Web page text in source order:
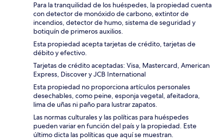
Para la tranquilidad de los huéspedes, la propiedad cuenta
con detector de monóxido de carbono, extintor de
incendios, detector de humo, sistema de seguridad y
botiquín de primeros auxilios.
Esta propiedad acepta tarjetas de crédito, tarjetas de
débito y efectivo.
Tarjetas de crédito aceptadas: Visa, Mastercard, American
Express, Discover y JCB International
Esta propiedad no proporciona artículos personales
desechables, como peine, esponja vegetal, afeitadora,
lima de uñas ni paño para lustrar zapatos.
Las normas culturales y las políticas para huéspedes
pueden variar en función del país y la propiedad. Este
último dicta las políticas que aquí se muestran.